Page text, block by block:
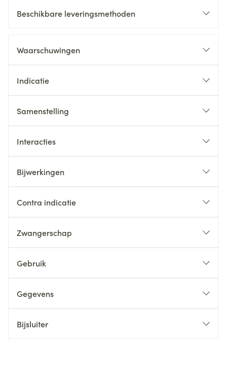
Beschikbare leveringsmethoden
Waarschuwingen
Indicatie
Samenstelling
Interacties
Bijwerkingen
Contra indicatie
Zwangerschap
Gebruik
Gegevens
Bijsluiter